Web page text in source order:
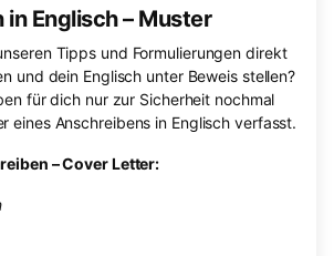
Englisch – Muster
Tipps und Formulierungen direkt
und dein Englisch unter Beweis stellen?
für dich nur zur Sicherheit nochmal
eines Anschreibens in Englisch verfasst.
– Cover Letter: